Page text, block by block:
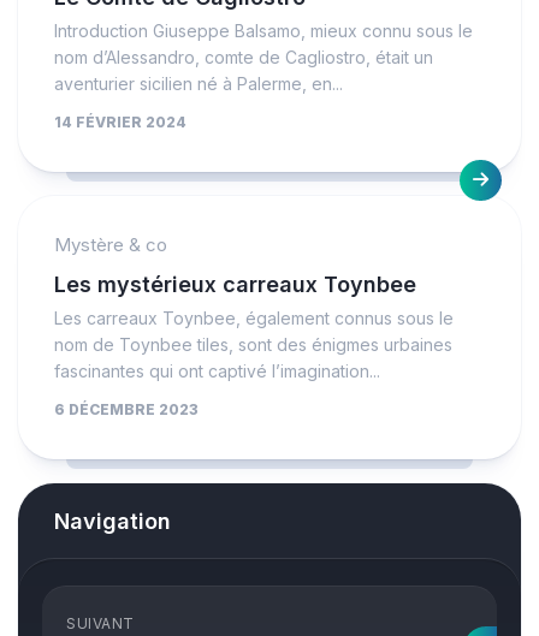
Introduction Giuseppe Balsamo, mieux connu sous le
nom d’Alessandro, comte de Cagliostro, était un
aventurier sicilien né à Palerme, en...
14 FÉVRIER 2024
Mystère & co
Les mystérieux carreaux Toynbee
Les carreaux Toynbee, également connus sous le
nom de Toynbee tiles, sont des énigmes urbaines
fascinantes qui ont captivé l’imagination...
6 DÉCEMBRE 2023
Navigation
SUIVANT